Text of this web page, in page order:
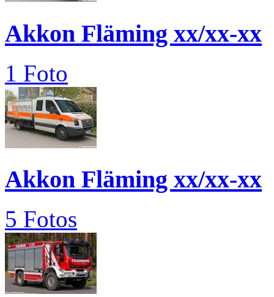
Akkon Fläming xx/xx-xx
1 Foto
Akkon Fläming xx/xx-xx
5 Fotos